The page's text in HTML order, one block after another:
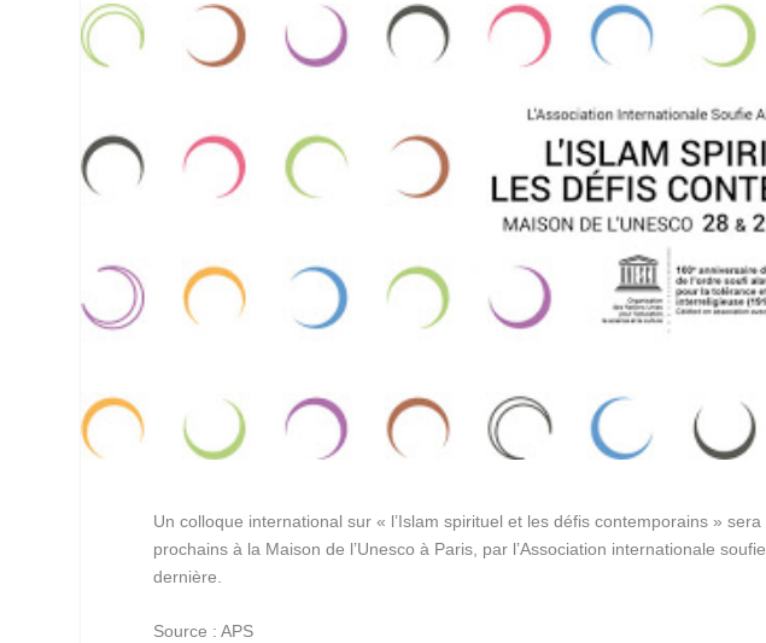
Un colloque international sur « l’Islam spirituel et les défis contemporains »
prochains à la Maison de l’Unesco à Paris, par l’Association internationale
dernière.
Source : APS